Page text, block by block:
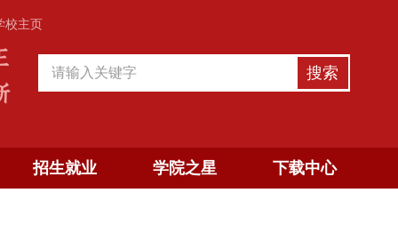
校主页
招生就业 学院之星 下载中心